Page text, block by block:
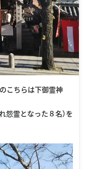
こちらは下御霊神
怨霊となった８名）を